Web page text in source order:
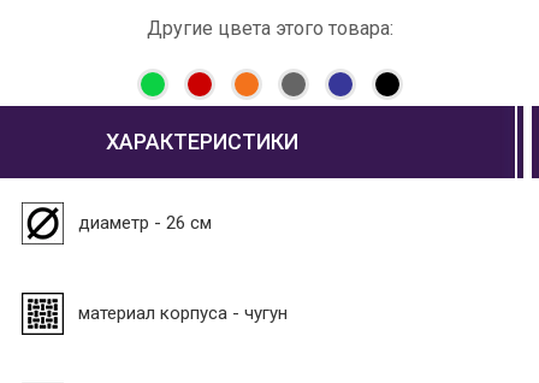
Другие цвета этого товара:
ХАРАКТЕРИСТИКИ
диаметр - 26 см
материал корпуса - чугун